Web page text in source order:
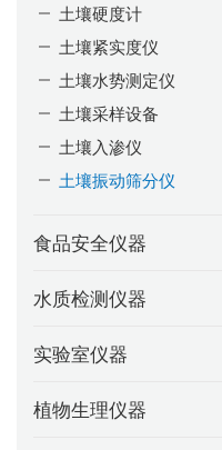
土壤硬度计
土壤紧实度仪
土壤水势测定仪
土壤采样设备
土壤入渗仪
土壤振动筛分仪
食品安全仪器
水质检测仪器
实验室仪器
植物生理仪器